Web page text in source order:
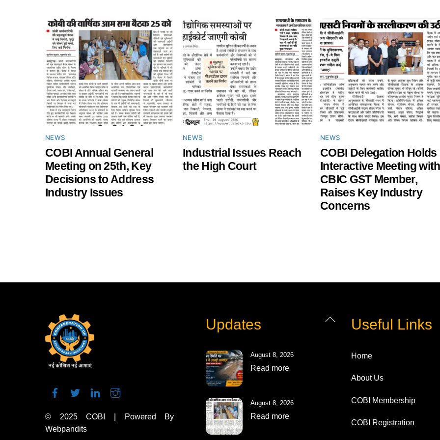
NEWS
COBI Annual General
Meeting on 25th, Key
Decisions to Address
Industry Issues
NEWS
Industrial Issues Reach
the High Court
NEWS
COBI Delegation Holds
Interactive Meeting with
CBIC GST Member,
Raises Key Industry
Concerns
Back
© 2025COBI
| Powered By
Webpandits
Updates
August 8, 2026
Read more
August 8, 2026
Read more
Useful Links
Home
About Us
COBI Membership
COBI Registration